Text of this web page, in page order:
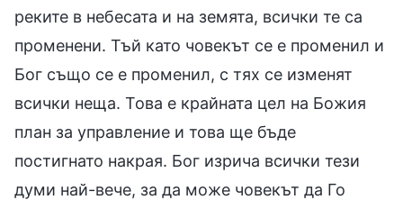
реките в небесата и на земята, всички те са
променени. Тъй като човекът се е променил и
Бог също се е променил, с тях се изменят
всички неща. Това е крайната цел на Божия
план за управление и това ще бъде
постигнато накрая. Бог изрича всички тези
думи най-вече, за да може човекът да Го